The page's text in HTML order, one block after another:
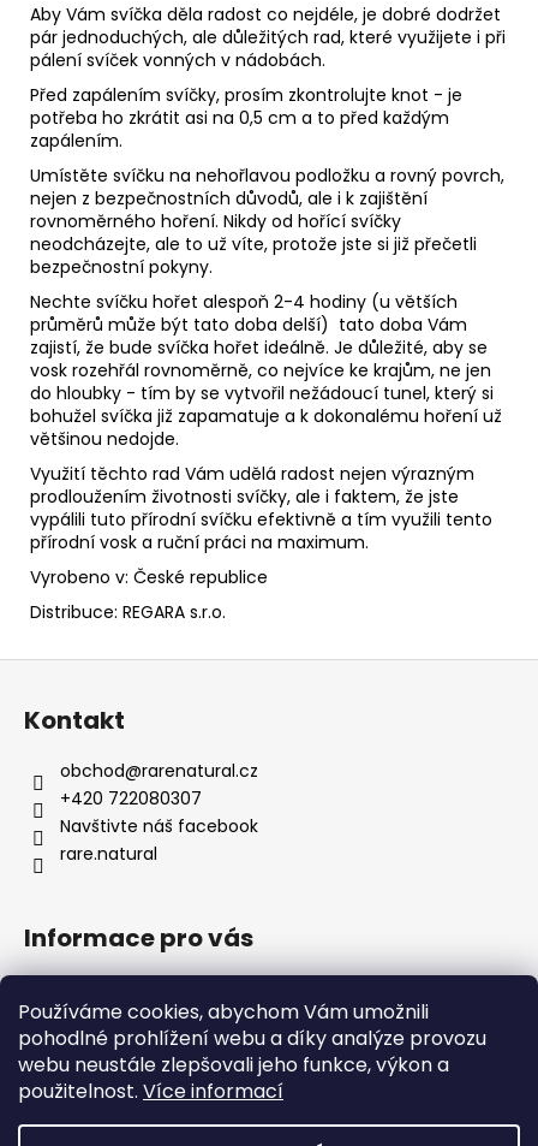
Používáme cookies, abychom Vám umožnili
pohodlné prohlížení webu a díky analýze provozu
webu neustále zlepšovali jeho funkce, výkon a
použitelnost. Více informací
Aby Vám svíčka děla radost co nejdéle, je dobré dodržet
pár jednoduchých, ale důležitých rad, které využijete i při
pálení svíček vonných v nádobách.
Před zapálením svíčky, prosím zkontrolujte knot - je
potřeba ho zkrátit asi na 0,5 cm a to před každým
zapálením.
Umístěte svíčku na nehořlavou podložku a rovný povrch,
nejen z bezpečnostních důvodů, ale i k zajištění
rovnoměrného hoření. Nikdy od hořící svíčky
neodcházejte, ale to už víte, protože jste si již přečetli
bezpečnostní pokyny.
Nechte svíčku hořet alespoň 2-4 hodiny (u větších
průměrů může být tato doba delší) tato doba Vám
zajistí, že bude svíčka hořet ideálně. Je důležité, aby se
vosk rozehřál rovnoměrně, co nejvíce ke krajům, ne jen
do hloubky - tím by se vytvořil nežádoucí tunel, který si
bohužel svíčka již zapamatuje a k dokonalému hoření už
většinou nedojde.
Využití těchto rad Vám udělá radost nejen výrazným
prodloužením životnosti svíčky, ale i faktem, že jste
vypálili tuto přírodní svíčku efektivně a tím využili tento
přírodní vosk a ruční práci na maximum.
Vyrobeno v: České republice
Distribuce: REGARA s.r.o.
Z
Kontakt
obchod@rarenatural.cz
+420 722080307
Navštivte náš facebook
rare.natural
Informace pro vás
Podmínky ochrany osobních údajů
Formulář pro odstoupení od smlouvy
Kontakty